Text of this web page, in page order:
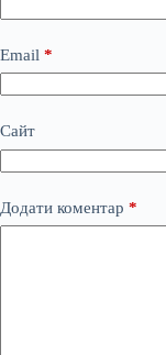
Email *
Сайт
Додати коментар *